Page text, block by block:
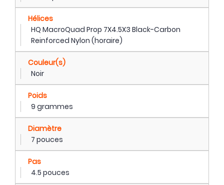
Hélices
HQ MacroQuad Prop 7X4.5X3 Black-Carbon
Reinforced Nylon (horaire)
Couleur(s)
Noir
Poids
9 grammes
Diamètre
7 pouces
Pas
4.5 pouces